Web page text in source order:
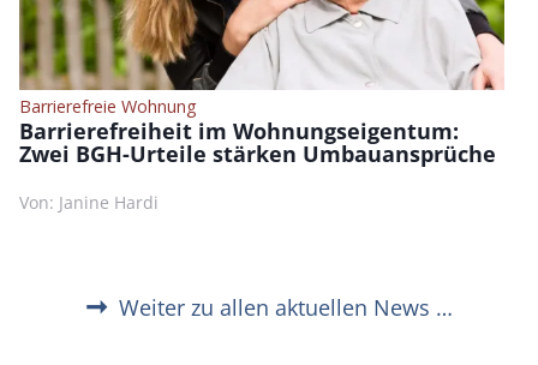
Barrierefreie Wohnung
Barrierefreiheit im Wohnungseigentum:
Zwei BGH-Urteile stärken Umbauansprüche
Von: Janine Hardi
Weiter zu allen aktuellen News …